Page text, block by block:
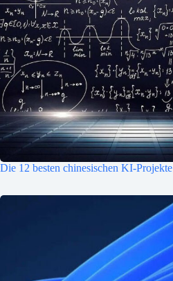
Die 12 besten chinesischen KI-Projekte